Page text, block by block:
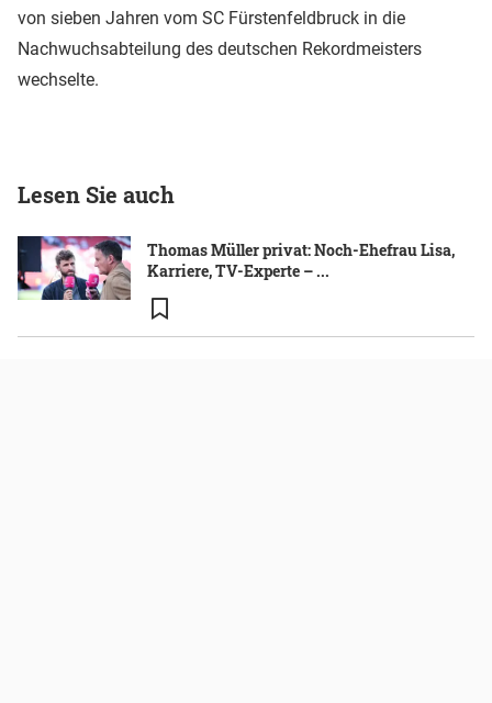
von sieben Jahren vom SC Fürstenfeldbruck in die
Nachwuchsabteilung des deutschen Rekordmeisters
wechselte.
Lesen Sie auch
Thomas Müller privat: Noch-Ehefrau Lisa,
Karriere, TV-Experte – ...